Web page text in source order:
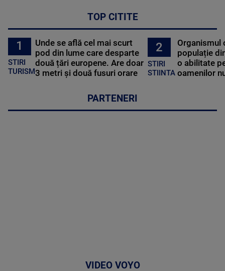
TOP CITITE
1
STIRI
TURISM
Unde se află cel mai scurt
pod din lume care desparte
două țări europene. Are doar
3 metri și două fusuri orare
2
STIRI
STIINTA
Organismul
populație
o abilitate
oamenilor
PARTENERI
VIDEO VOYO